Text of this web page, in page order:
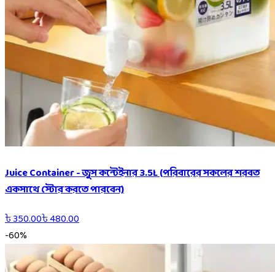
Juice Container - জুস কন্টেইনার 3.5L (পরিবারের সকলের শরবত
একসাথে স্টোর করতে পারবেন)
৳350.00৳480.00
-60%